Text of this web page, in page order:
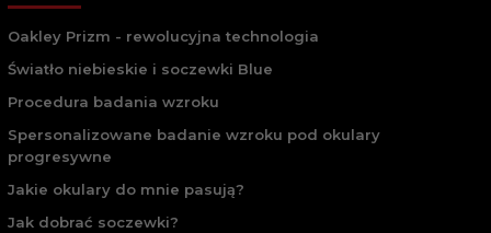
Oakley Prizm - rewolucyjna technologia
Światło niebieskie i soczewki Blue
Procedura badania wzroku
Spersonalizowane badanie wzroku pod okulary
progresywne
Jakie okulary do mnie pasują?
Jak dobrać soczewki?